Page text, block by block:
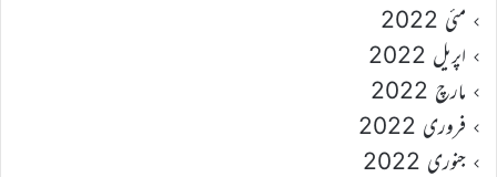
مئی 2022
اپریل 2022
مارچ 2022
فروری 2022
جنوری 2022